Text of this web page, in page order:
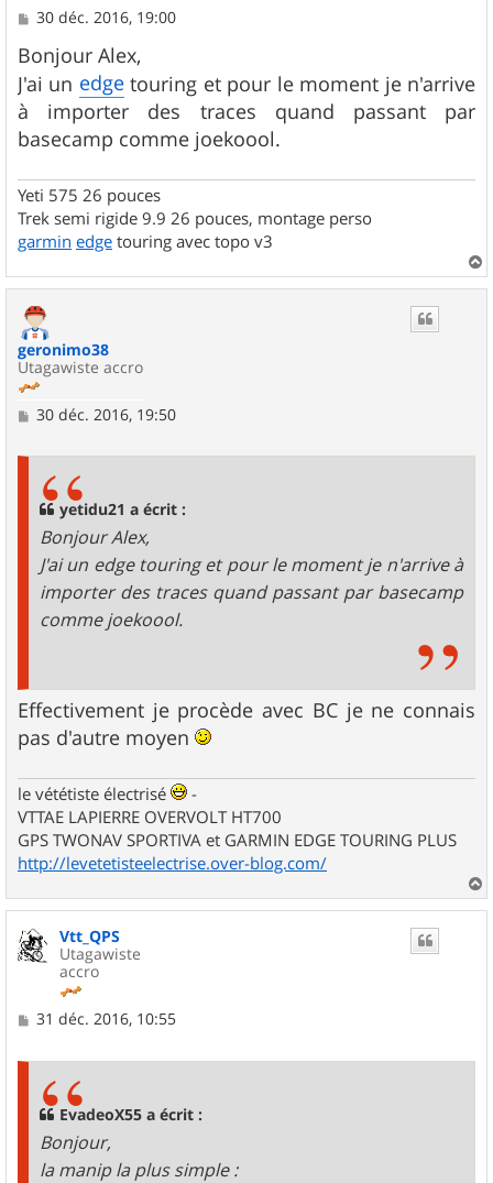
M
s
s
a
30 déc. 2016, 19:00
Bonjour Alex,
J'ai un edgetouring et pour le moment je n'arrive
à importer des traces quand passant par
basecamp comme joekoool.
Yeti 575 26 pouces
Trek semi rigide 9.9 26 pouces, montage perso
garmin edge touring avec topo v3
a
geronimo38
Utagawiste accro
M
30 déc. 2016, 19:50
yetidu21 a écrit :
Bonjour Alex,
J'ai un edge touring et pour le moment je n'arrive à
importer des traces quand passant par basecamp
comme joekoool.
Effectivement je procède avec BC je ne connais
pas d'autre moyen
le vététiste électrisé
-
VTTAE LAPIERRE OVERVOLT HT700
GPS TWONAV SPORTIVA et GARMIN EDGE TOURING PLUS
http://levetetisteelectrise.over-blog.com/
a
Vtt_QPS
Utagawiste
accro
M
31 déc. 2016, 10:55
EvadeoX55 a écrit :
Bonjour,
la manip la plus simple :